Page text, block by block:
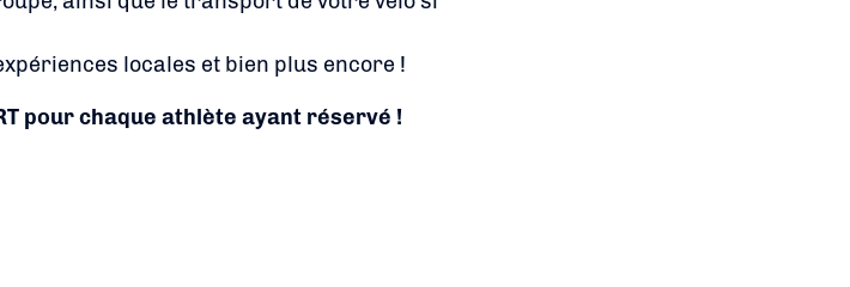
locales et bien plus encore !
pour chaque athlète ayant réservé !